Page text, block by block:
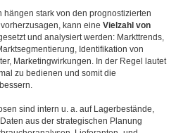
hängen stark von den prognostizierten
kann eine Vielzahl von
und analysiert werden: Markttrends,
Identifikation von
Marketingwirkungen. In der Regel lautet
zu bedienen und somit die
sind intern u. a. auf Lagerbestände,
aus der strategischen Planung